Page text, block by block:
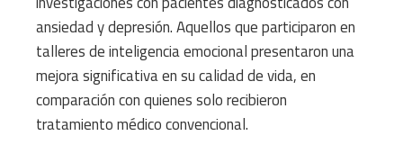
ansiedad y depresión. Aquellos que participaron en
talleres de inteligencia emocional presentaron una
mejora significativa en su calidad de vida, en
comparación con quienes solo recibieron
tratamiento médico convencional.